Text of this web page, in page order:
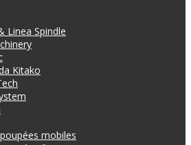
Linea Spindle
Kitako
mobiles